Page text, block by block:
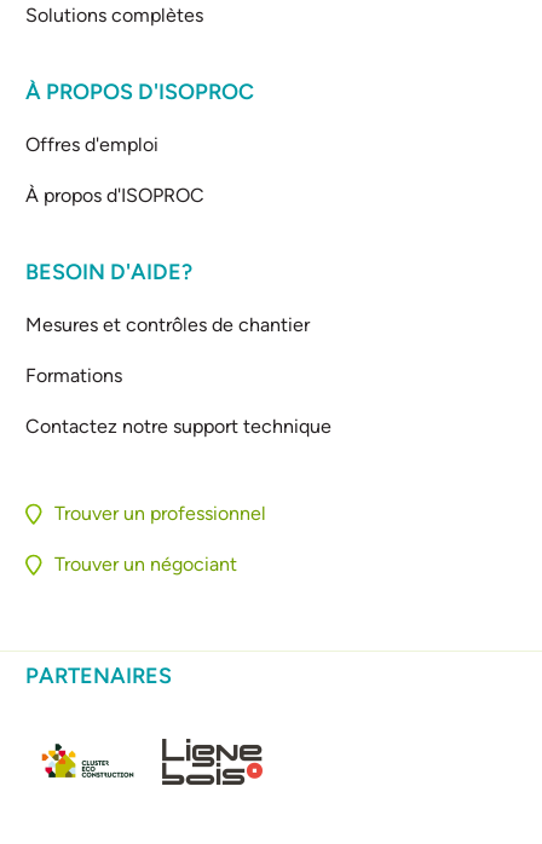
Solutions complètes
À PROPOS D'ISOPROC
Offres d'emploi
À propos d'ISOPROC
BESOIN D'AIDE?
Mesures et contrôles de chantier
Formations
Contactez notre support technique
Trouver un professionnel
Trouver un négociant
PARTENAIRES